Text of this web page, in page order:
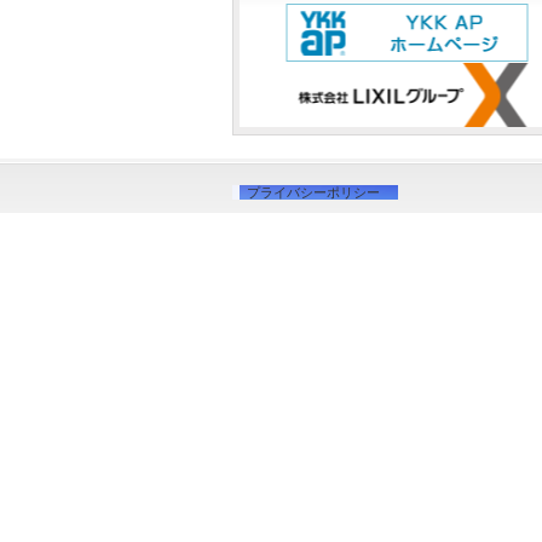
プライバシーポリシー